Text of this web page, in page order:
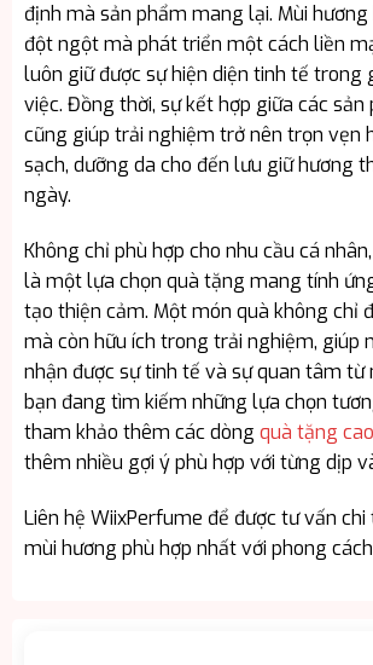
định mà sản phẩm mang lại. Mùi
đột ngột mà phát triển một cách liền
luôn giữ được sự hiện diện tinh tế trong
việc. Đồng thời, sự kết hợp giữa các
cũng giúp trải nghiệm trở nên trọn vẹn
sạch, dưỡng da cho đến lưu giữ hương
ngày.
Không chỉ phù hợp cho nhu cầu cá
là một lựa chọn quà tặng mang tính
tạo thiện cảm. Một món quà không chỉ
mà còn hữu ích trong trải nghiệm, giúp
nhận được sự tinh tế và sự quan tâm từ
bạn đang tìm kiếm những lựa chọn
tham khảo thêm các dòng quà tặng
thêm nhiều gợi ý phù hợp với từng dịp
Liên hệ WiixPerfume để được tư vấn
mùi hương phù hợp nhất với phong